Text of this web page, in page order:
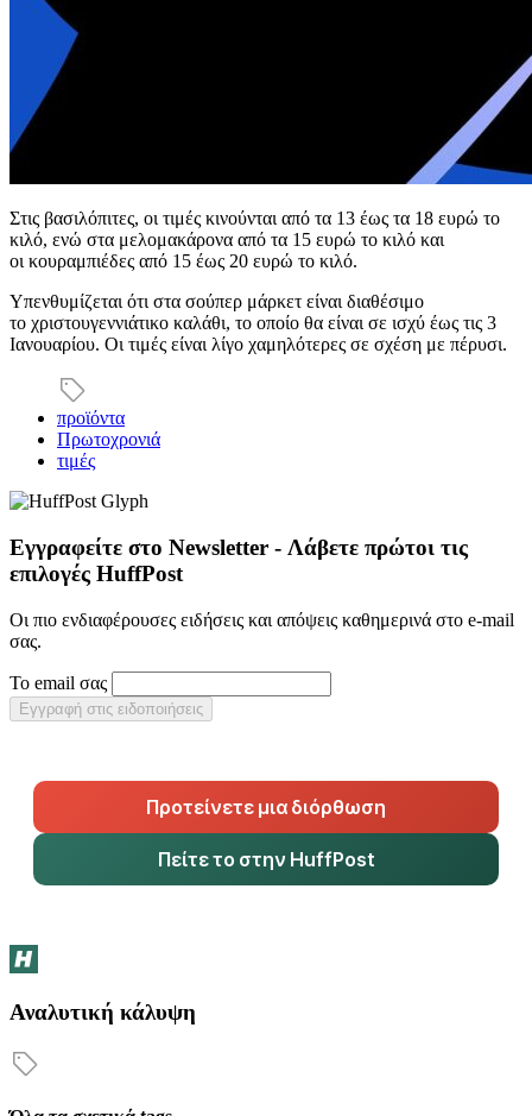
Στις βασιλόπιτες, οι τιμές κινούνται από τα 13 έως τα 18 ευρώ το
κιλό, ενώ στα μελομακάρονα από τα 15 ευρώ το κιλό και
οι κουραμπιέδες από 15 έως 20 ευρώ το κιλό.
Υπενθυμίζεται ότι στα σούπερ μάρκετ είναι διαθέσιμο
το χριστουγεννιάτικο καλάθι, το οποίο θα είναι σε ισχύ έως τις 3
Ιανουαρίου. Οι τιμές είναι λίγο χαμηλότερες σε σχέση με πέρυσι.
προϊόντα
Πρωτοχρονιά
τιμές
Εγγραφείτε στο Newsletter - Λάβετε πρώτοι τις
επιλογές HuffPost
Οι πιο ενδιαφέρουσες ειδήσεις και απόψεις καθημερινά στο e-mail
σας.
Το email σας
Εγγραφή στις ειδοποιήσεις
Προτείνετε μια διόρθωση
Πείτε το στην HuffPost
Αναλυτική κάλυψη